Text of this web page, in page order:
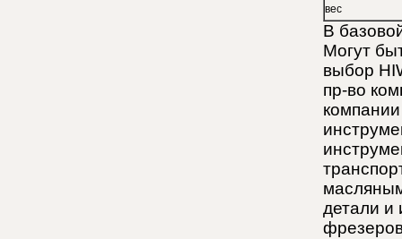
вес
В
Могут
выбор
пр-во
детали и